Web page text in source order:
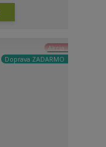
Akcia
Doprava ZADARMO